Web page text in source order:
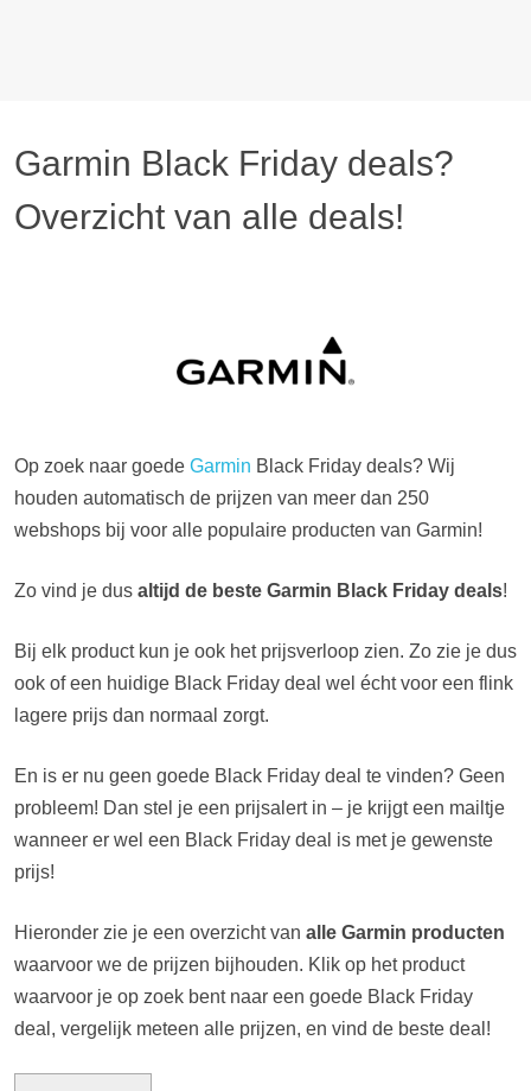
Garmin Black Friday deals?
Overzicht van alle deals!
Op zoek naar goede Garmin Black Friday deals? Wij
houden automatisch de prijzen van meer dan 250
webshops bij voor alle populaire producten van Garmin!
Zo vind je dus altijd de beste Garmin Black Friday deals!
Bij elk product kun je ook het prijsverloop zien. Zo zie je dus
ook of een huidige Black Friday deal wel écht voor een flink
lagere prijs dan normaal zorgt.
En is er nu geen goede Black Friday deal te vinden? Geen
probleem! Dan stel je een prijsalert in – je krijgt een mailtje
wanneer er wel een Black Friday deal is met je gewenste
prijs!
Hieronder zie je een overzicht van alle Garmin producten
waarvoor we de prijzen bijhouden. Klik op het product
waarvoor je op zoek bent naar een goede Black Friday
deal, vergelijk meteen alle prijzen, en vind de beste deal!